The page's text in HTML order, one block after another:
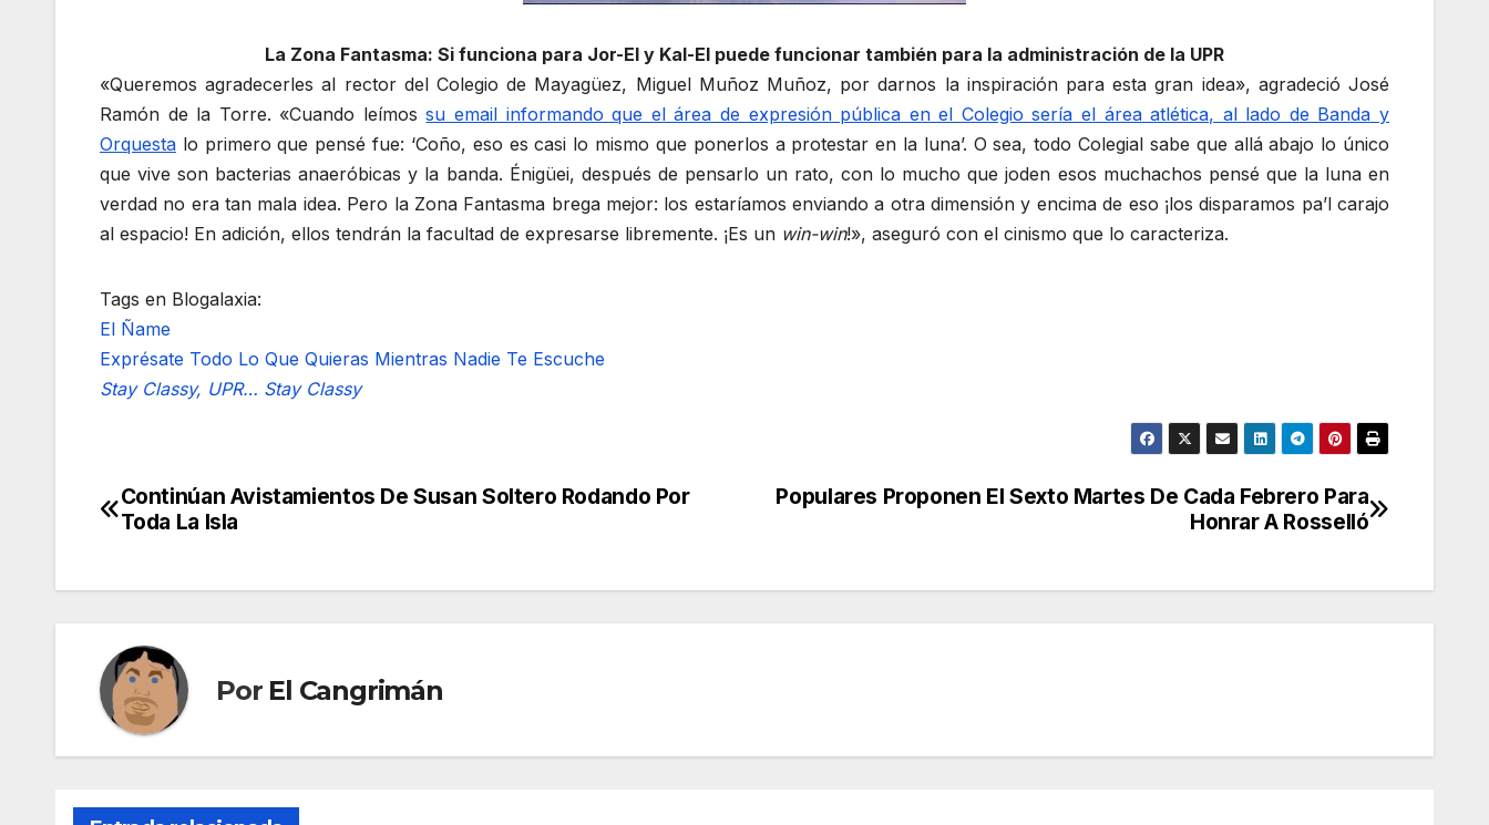
La Zona Fantasma: Si funciona para Jor-El y Kal-El puede funcionar también para la administración de la UPR
«Queremos agradecerles al rector del Colegio de Mayagüez, Miguel Muñoz Muñoz, por darnos la inspiración para esta gran idea», agradeció José
Ramón de la Torre. «Cuando leímossu email informando que el área de expresión pública en el Colegio sería el área atlética, al lado de Banda y
Orquesta lo primero que pensé fue: ‘Coño, eso es casi lo mismo que ponerlos a protestar en la luna’. O sea, todo Colegial sabe que allá abajo lo único
que vive son bacterias anaeróbicas y la banda. Énigüei, después de pensarlo un rato, con lo mucho que joden esos muchachos pensé que la luna en
verdad no era tan mala idea. Pero la Zona Fantasma brega mejor: los estaríamos enviando a otra dimensión y encima de eso ¡los disparamos pa’l carajo
al espacio! En adición, ellos tendrán la facultad de expresarse libremente. ¡Es un win-win!», aseguró con el cinismo que lo caracteriza.
Tags en Blogalaxia:
El Ñame
Exprésate Todo Lo Que Quieras Mientras Nadie Te Escuche
Stay Classy, UPR… Stay Classy
Navegación
entradas
Populares Proponen El Sexto Martes De Cada Febrero Para
Honrar A Rosselló
Continúan Avistamientos De Susan Soltero Rodando Por
Toda La Isla
Por El Cangrimán